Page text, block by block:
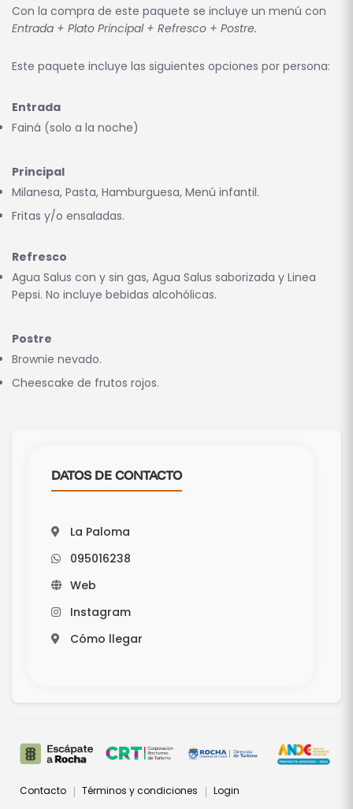
Con la compra de este paquete se incluye un menú con
Entrada + Plato Principal + Refresco + Postre.
Este paquete incluye las siguientes opciones por persona:
Entrada
Fainá (solo a la noche)
Principal
Milanesa, Pasta, Hamburguesa, Menú infantil.
Fritas y/o ensaladas.
Refresco
Agua Salus con y sin gas, Agua Salus saborizada y Linea
Pepsi. No incluye bebidas alcohólicas.
Postre
Brownie nevado.
Cheescake de frutos rojos.
DATOS DE CONTACTO
La Paloma
095016238
Web
Instagram
Cómo llegar
Contacto Términos y condiciones Login